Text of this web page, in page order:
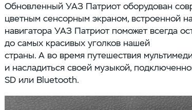
Обновленный УАЗ Патриот оборудован
цветным сенсорным экраном, встроенной
навигатора УАЗ Патриот поможет всегда
до самых красивых уголков нашей
страны. А во время путешествия
и насладиться своей музыкой,
SD или Bluetooth.